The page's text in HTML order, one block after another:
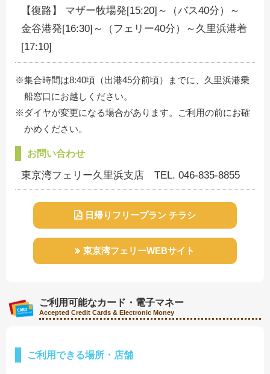
【復路】 マザー牧場発[15:20]～（バス40分）～
金谷港発[16:30]～（フェリー40分）～久里浜港着
[17:10]
※集合時間は8:40頃（出港45分前頃）までに、久里浜港乗
船窓口にお越しください。
※ダイヤが変更になる場合があります。ご利用の前にお確
かめください。
お問い合わせ
東京湾フェリー久里浜支店 TEL. 046-835-8855
日帰りフリープラン チラシ
東京湾フェリーWEBサイト
ご利用可能なカード・電子マネー
Accepted Credit Cards & Electronic Money
ご利用できる場所・店舗